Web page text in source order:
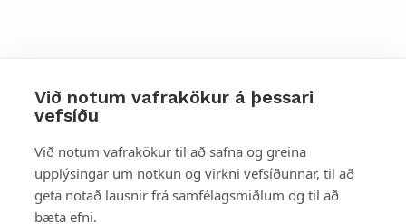
Við notum vafrakökur á þessari
vefsíðu
Við notum vafrakökur til að safna og greina
upplýsingar um notkun og virkni vefsíðunnar, til að
geta notað lausnir frá samfélagsmiðlum og til að
bæta efni.
Styttu þér leið
Mest skoðað